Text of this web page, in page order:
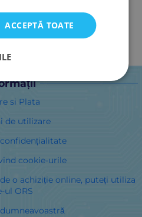
si Plata
de utilizare
cookie-urile
o achiziție online, puteți utiliza
ul ORS
ACCEPTĂ TOATE